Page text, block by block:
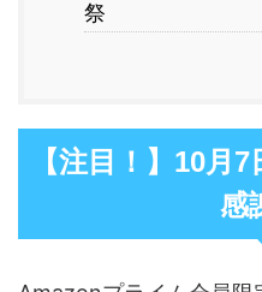
祭
【注目！】10月
感